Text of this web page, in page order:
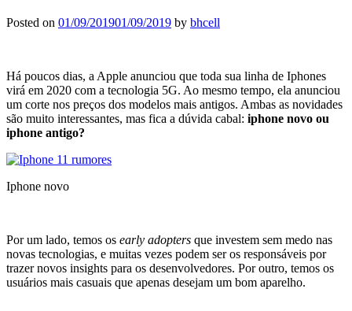
Posted on 01/09/201901/09/2019 by bhcell
Há poucos dias, a Apple anunciou que toda sua linha de Iphones
virá em 2020 com a tecnologia 5G. Ao mesmo tempo, ela anunciou
um corte nos preços dos modelos mais antigos. Ambas as novidades
são muito interessantes, mas fica a dúvida cabal: iphone novo ou
iphone antigo?
Iphone novo
Por um lado, temos os early adopters que investem sem medo nas
novas tecnologias, e muitas vezes podem ser os responsáveis por
trazer novos insights para os desenvolvedores. Por outro, temos os
usuários mais casuais que apenas desejam um bom aparelho.